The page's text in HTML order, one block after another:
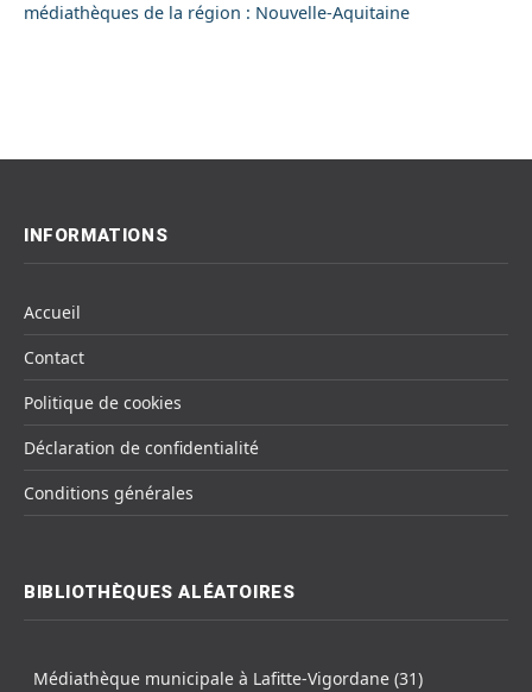
médiathèques de la région : Nouvelle-Aquitaine
INFORMATIONS
Accueil
Contact
Politique de cookies
Déclaration de confidentialité
Conditions générales
BIBLIOTHÈQUES ALÉATOIRES
Médiathèque municipale à Lafitte-Vigordane (31)